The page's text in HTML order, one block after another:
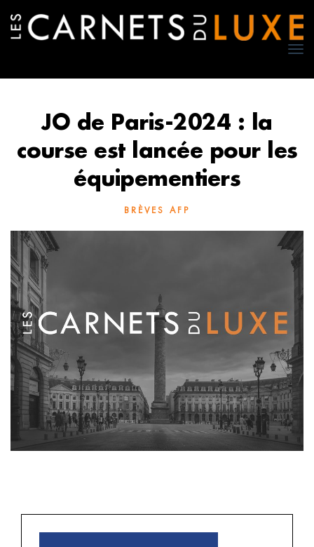
JO de Paris-2024 : la
course est lancée pour les
équipementiers
BRÈVES AFP